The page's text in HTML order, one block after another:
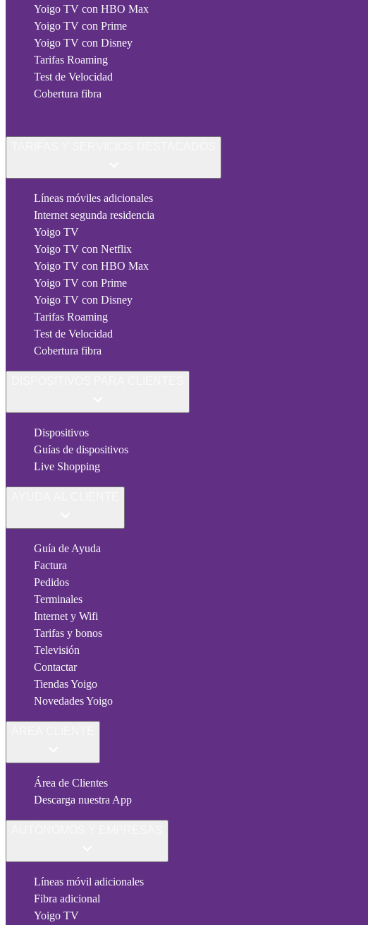
Yoigo TV con HBO Max
Yoigo TV con Prime
Yoigo TV con Disney
Tarifas Roaming
Test de Velocidad
Cobertura fibra
Líneas móviles adicionales
Internet segunda residencia
Yoigo TV
Yoigo TV con Netflix
Yoigo TV con HBO Max
Yoigo TV con Prime
Yoigo TV con Disney
Tarifas Roaming
Test de Velocidad
Cobertura fibra
Dispositivos
Guías de dispositivos
Live Shopping
Guía de Ayuda
Factura
Pedidos
Terminales
Internet y Wifi
Tarifas y bonos
Televisión
Contactar
Tiendas Yoigo
Novedades Yoigo
Área de Clientes
Descarga nuestra App
Líneas móvil adicionales
Fibra adicional
Yoigo TV